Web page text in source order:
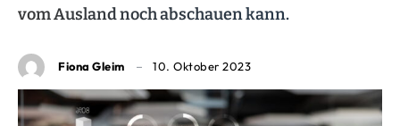
vom Ausland noch abschauen kann.
Fiona Gleim 10. Oktober 2023